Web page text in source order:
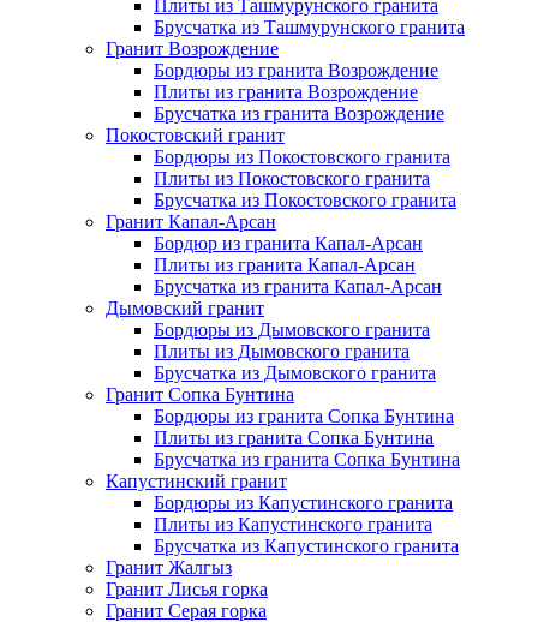
Плиты из Ташмурунского гранита
Брусчатка из Ташмурунского гранита
Гранит Возрождение
Бордюры из гранита Возрождение
Плиты из гранита Возрождение
Брусчатка из гранита Возрождение
Покостовский гранит
Бордюры из Покостовского гранита
Плиты из Покостовского гранита
Брусчатка из Покостовского гранита
Гранит Капал-Арсан
Бордюр из гранита Капал-Арсан
Плиты из гранита Капал-Арсан
Брусчатка из гранита Капал-Арсан
Дымовский гранит
Бордюры из Дымовского гранита
Плиты из Дымовского гранита
Брусчатка из Дымовского гранита
Гранит Сопка Бунтина
Бордюры из гранита Сопка Бунтина
Плиты из гранита Сопка Бунтина
Брусчатка из гранита Сопка Бунтина
Капустинский гранит
Бордюры из Капустинского гранита
Плиты из Капустинского гранита
Брусчатка из Капустинского гранита
Гранит Жалгыз
Гранит Лисья горка
Гранит Серая горка